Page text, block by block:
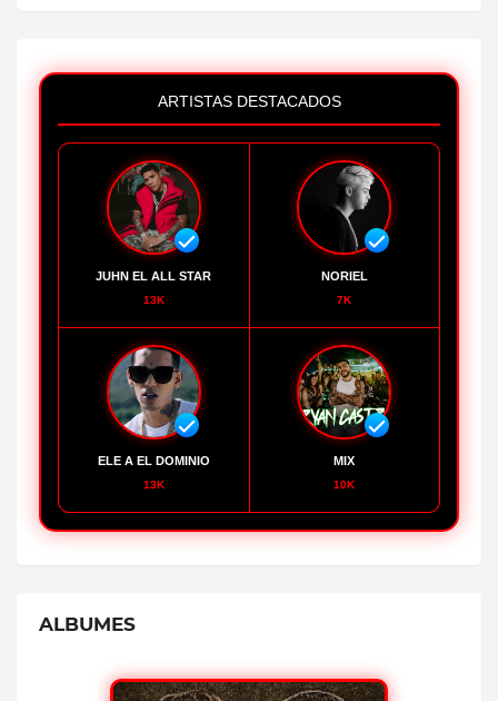
ARTISTAS DESTACADOS
JUHN EL ALL STAR
13K
NORIEL
7K
ELE A EL DOMINIO
13K
MIX
10K
ALBUMES